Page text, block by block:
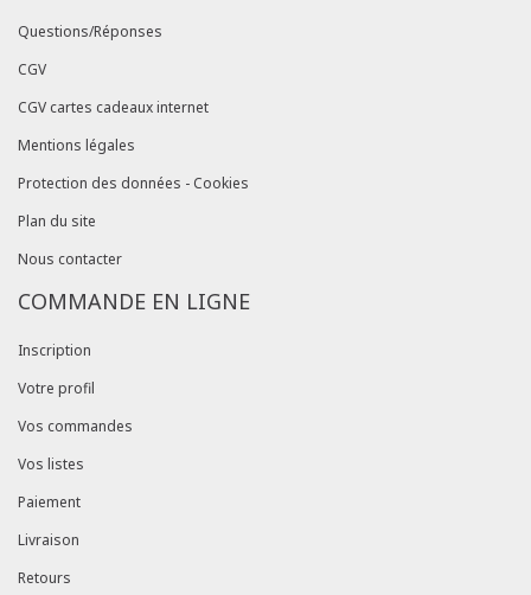
Questions/Réponses
CGV
CGV cartes cadeaux internet
Mentions légales
Protection des données - Cookies
Plan du site
Nous contacter
COMMANDE EN LIGNE
Inscription
Votre profil
Vos commandes
Vos listes
Paiement
Livraison
Retours